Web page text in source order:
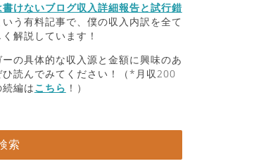
けないブログ収入詳細報告と試行錯
いう有料記事で、僕の収入内訳を全て
解説しています！
の具体的な収入源と金額に興味のあ
ひ読んでみてください！（*月収200
編はこちら ！）
索